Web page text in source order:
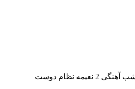
نعیمه نظام دوست